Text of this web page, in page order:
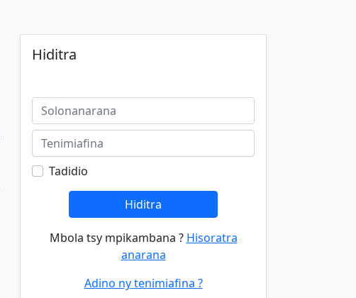
Hiditra
Tadidio
Hiditra
Mbola tsy mpikambana ? Hisoratra
anarana
Adino ny tenimiafina ?